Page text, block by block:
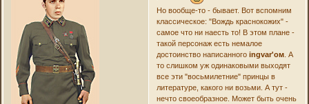
Но вообще-то - бывает. Вот вспомним
классическое: "Вождь краснокожих" -
самое что ни наесть то! В этом плане -
такой персонаж есть немалое
достоинство написанного ingvar'ом. А
то слишком уж одинаковыми выходят
все эти "восьмилетние" принцы в
литературе, какого ни возьми. А тут -
нечто своеобразное. Может быть очень